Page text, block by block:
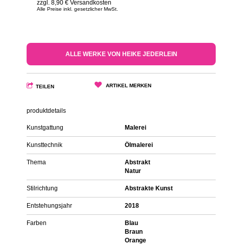
zzgl. 8,90 € Versandkosten
Alle Preise inkl. gesetzlicher MwSt.
ALLE WERKE VON HEIKE JEDERLEIN
TEILEN ARTIKEL MERKEN
produktdetails
Kunstgattung Malerei
Kunsttechnik Ölmalerei
Thema
Abstrakt
Natur
Stilrichtung Abstrakte Kunst
Entstehungsjahr 2018
Farben
Blau
Braun
Orange